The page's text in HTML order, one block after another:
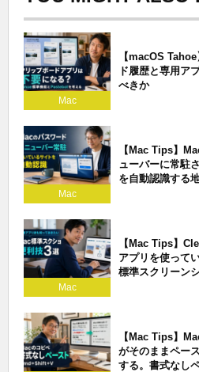
Mac
【macOS
ド履歴と専用ア
べきか
Mac
【Mac Tips】
ューバーに常駐
を自動認識する
Mac
【Mac Tips】
アプリを使って
標準スクリーン
【Mac Tips】
がそのままペー
する。書式なし